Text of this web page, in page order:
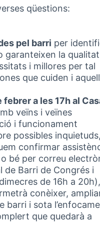
qüestions:
pel barri per
garanteixen la qualitat
i millores per tal
que cuiden i
a les 17h al
veïns i veïnes
i funcionament
possibles inquietuds,
confirmar
bé per correu
nova)
de Barri de Congrés i
de 16h a 20h),
conèixer,
barri i sota
que quedarà a